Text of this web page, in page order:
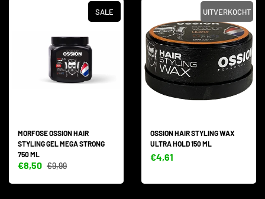
SALE
MORFOSE OSSION HAIR
STYLING GEL MEGA STRONG
750 ML
€8,50 €9,99
UITVERKOCHT
OSSION HAIR STYLING WAX
ULTRA HOLD 150 ML
€4,61